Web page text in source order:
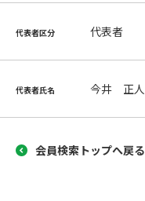
代表者区分 代表者
代表者氏名 今井 正人
会員検索トップへ戻る